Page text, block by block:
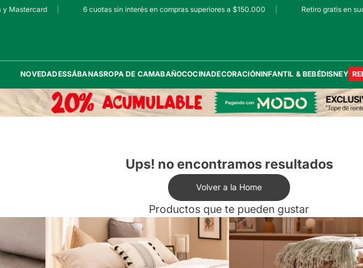
Mastercard 6 cuotas sin interés en compras superiores a $150.000 Retiro gratis en
NOVEDADESSÁBANASROPA DE CAMABAÑOCOCINADECORACIÓNINFANTIL & BEBÉDISNEY
Ups! no encontramos resultados
Volver a la Home
Productos que te pueden gustar